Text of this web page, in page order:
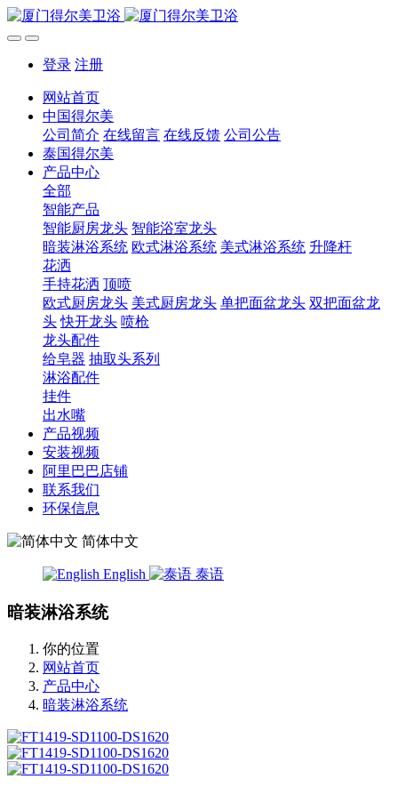
登录 注册
网站首页
中国得尔美
公司简介 在线留言 在线反馈 公司公告
泰国得尔美
产品中心
全部
智能产品
智能厨房龙头 智能浴室龙头
暗装淋浴系统 欧式淋浴系统 美式淋浴系统 升降杆
花洒
手持花洒 顶喷
欧式厨房龙头 美式厨房龙头 单把面盆龙头 双把面盆龙
头 快开龙头 喷枪
龙头配件
给皂器 抽取头系列
淋浴配件
挂件
出水嘴
产品视频
安装视频
阿里巴巴店铺
联系我们
环保信息
简体中文
English 泰语
暗装淋浴系统
你的位置
网站首页
产品中心
暗装淋浴系统